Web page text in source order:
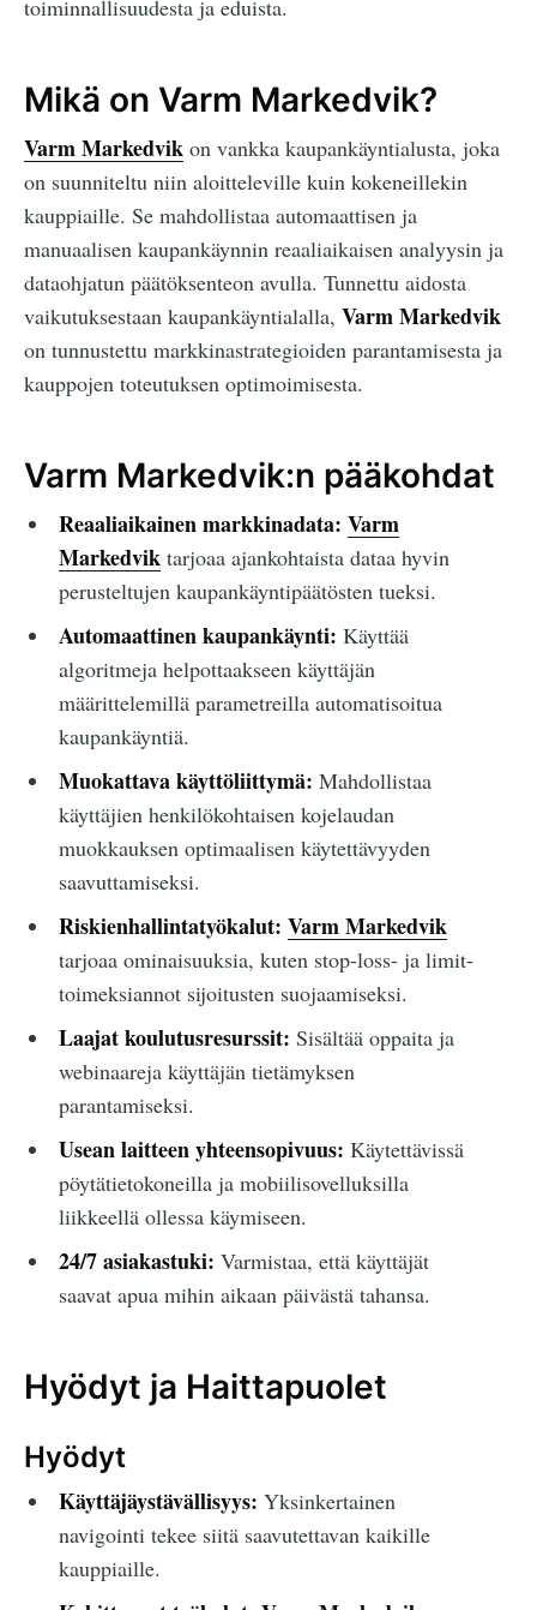
toiminnallisuudesta ja eduista.
Mikä on Varm Markedvik?
Varm Markedvik on vankka kaupankäyntialusta, joka
on suunniteltu niin aloitteleville kuin kokeneillekin
kauppiaille. Se mahdollistaa automaattisen ja
manuaalisen kaupankäynnin reaaliaikaisen analyysin ja
dataohjatun päätöksenteon avulla. Tunnettu aidosta
vaikutuksestaan kaupankäyntialalla, Varm Markedvik
on tunnustettu markkinastrategioiden parantamisesta ja
kauppojen toteutuksen optimoimisesta.
Varm Markedvik:n pääkohdat
Reaaliaikainen markkinadata: Varm
Markedviktarjoaa ajankohtaista dataa hyvin
perusteltujen kaupankäyntipäätösten tueksi.
Automaattinen kaupankäynti: Käyttää
algoritmeja helpottaakseen käyttäjän
määrittelemillä parametreilla automatisoitua
kaupankäyntiä.
Muokattava käyttöliittymä: Mahdollistaa
käyttäjien henkilökohtaisen kojelaudan
muokkauksen optimaalisen käytettävyyden
saavuttamiseksi.
Riskienhallintatyökalut: Varm Markedvik
tarjoaa ominaisuuksia, kuten stop-loss- ja limit-
toimeksiannot sijoitusten suojaamiseksi.
Laajat koulutusresurssit: Sisältää oppaita ja
webinaareja käyttäjän tietämyksen
parantamiseksi.
Usean laitteen yhteensopivuus: Käytettävissä
pöytätietokoneilla ja mobiilisovelluksilla
liikkeellä ollessa käymiseen.
24/7 asiakastuki: Varmistaa, että käyttäjät
saavat apua mihin aikaan päivästä tahansa.
Hyödyt ja Haittapuolet
Hyödyt
Käyttäjäystävällisyys: Yksinkertainen
navigointi tekee siitä saavutettavan kaikille
kauppiaille.